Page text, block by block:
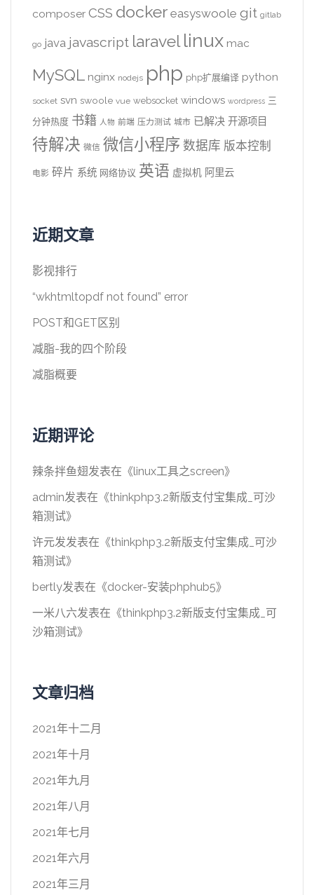
composer CSS docker easyswoole git gitlab
go java javascript laravel linux mac
MySQL nginx nodejs php php扩展编译 python
socket svn swoole vue websocket windows wordpress 三
分钟热度 书籍 人物 前端 压力测试 城市 已解决 开源项目
待解决 微信 微信小程序 数据库 版本控制
电影 碎片 系统 网络协议 英语 虚拟机 阿里云
近期文章
影视排行
“wkhtmltopdf not found” error
POST和GET区别
减脂-我的四个阶段
减脂概要
近期评论
辣条拌鱼翅发表在《linux工具之screen》
admin发表在《thinkphp3.2新版支付宝集成_可沙
箱测试》
许元发发表在《thinkphp3.2新版支付宝集成_可沙
箱测试》
bertly发表在《docker-安装phphub5》
一米八六发表在《thinkphp3.2新版支付宝集成_可
沙箱测试》
文章归档
2021年十二月
2021年十月
2021年九月
2021年八月
2021年七月
2021年六月
2021年三月